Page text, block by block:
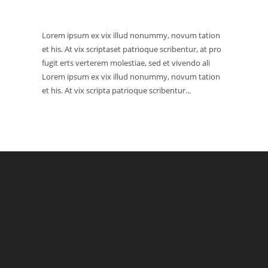
Lorem ipsum ex vix illud nonummy, novum tation
et his. At vix scriptaset patrioque scribentur, at pro
fugit erts verterem molestiae, sed et vivendo ali
Lorem ipsum ex vix illud nonummy, novum tation
et his. At vix scripta patrioque scribentur...